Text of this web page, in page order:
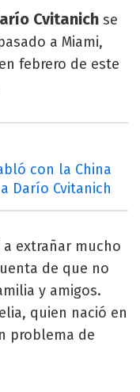
Cvitanich se
a Miami,
febrero de este
con la China
Darío Cvitanich
a extrañar mucho
de que no
y amigos.
quien nació en
problema de